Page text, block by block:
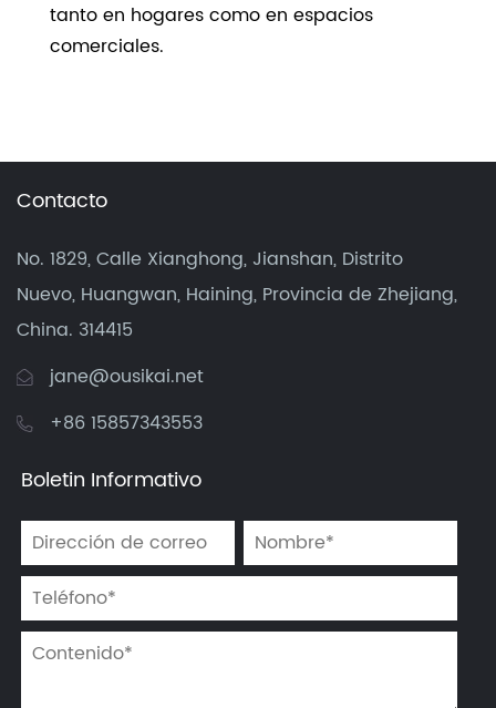
tanto en hogares como en espacios
comerciales.
Contacto
No. 1829, Calle Xianghong, Jianshan, Distrito
Nuevo, Huangwan, Haining, Provincia de Zhejiang,
China. 314415
jane@ousikai.net
+86 15857343553
Boletin Informativo